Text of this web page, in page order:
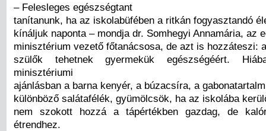
– Felesleges egészségtant
tanítanunk, ha az iskolabüfében a ritkán fogyasztandó
kínáljuk naponta – mondja dr. Somhegyi Annamária, az
minisztérium vezető főtanácsosa, de azt is hozzáteszi:
szülők tehetnek gyermekük egészségéért.
minisztériumi
ajánlásban a barna kenyér, a búzacsíra, a
különböző salátafélék, gyümölcsök, ha az iskolába
nem szokott hozzá a tápértékben gazdag, de
étrendhez.